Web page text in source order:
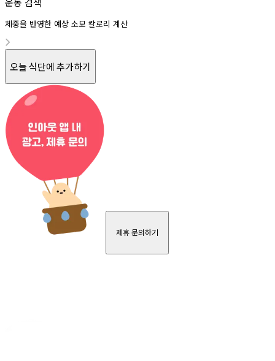
체중을 반영한 예상 소모 칼로리 계산
오늘 식단에 추가하기
제휴 문의하기